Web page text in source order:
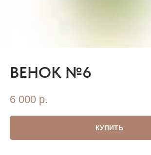
ВЕНОК №6
6 000 р.
КУПИТЬ